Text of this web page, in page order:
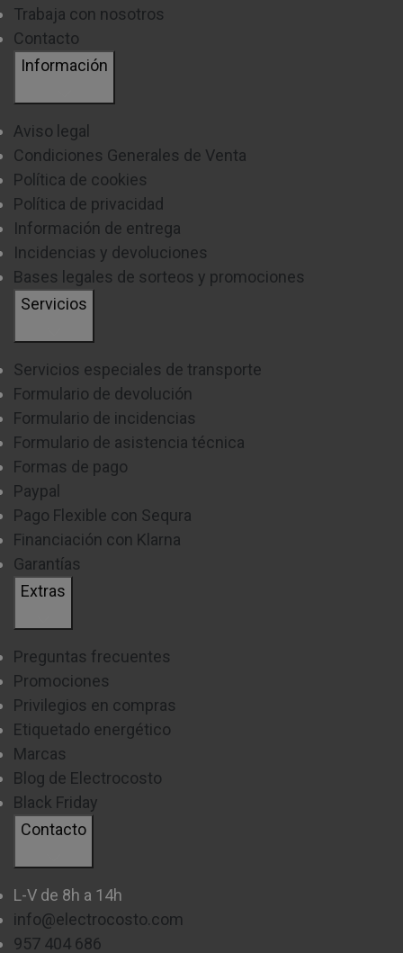
Trabaja con nosotros
Contacto
Información
Aviso legal
Condiciones Generales de Venta
Política de cookies
Política de privacidad
Información de entrega
Incidencias y devoluciones
Bases legales de sorteos y promociones
Servicios
Servicios especiales de transporte
Formulario de devolución
Formulario de incidencias
Formulario de asistencia técnica
Formas de pago
Paypal
Pago Flexible con Sequra
Financiación con Klarna
Garantías
Extras
Preguntas frecuentes
Promociones
Privilegios en compras
Etiquetado energético
Marcas
Blog de Electrocosto
Black Friday
Contacto
L-V de 8h a 14h
info@electrocosto.com
957 404 686